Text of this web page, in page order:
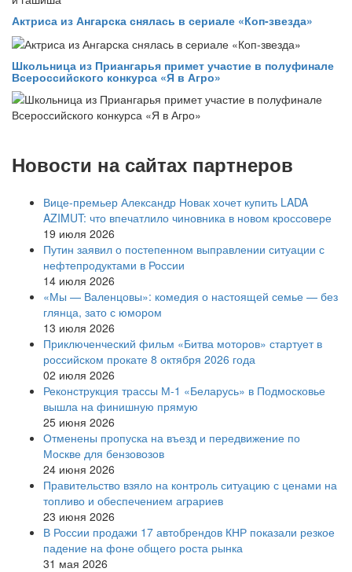
Актриса из Ангарска снялась в сериале «Коп-звезда»
Школьница из Приангарья примет участие в полуфинале
Всероссийского конкурса «Я в Агро»
Новости на сайтах партнеров
Вице‑премьер Александр Новак хочет купить LADA
AZIMUT: что впечатлило чиновника в новом кроссовере
19 июля 2026
Путин заявил о постепенном выправлении ситуации с
нефтепродуктами в России
14 июля 2026
«Мы — Валенцовы»: комедия о настоящей семье — без
глянца, зато с юмором
13 июля 2026
Приключенческий фильм «Битва моторов» стартует в
российском прокате 8 октября 2026 года
02 июля 2026
Реконструкция трассы М-1 «Беларусь» в Подмосковье
вышла на финишную прямую
25 июня 2026
Отменены пропуска на въезд и передвижение по
Москве для бензовозов
24 июня 2026
Правительство взяло на контроль ситуацию с ценами на
топливо и обеспечением аграриев
23 июня 2026
В России продажи 17 автобрендов КНР показали резкое
падение на фоне общего роста рынка
31 мая 2026